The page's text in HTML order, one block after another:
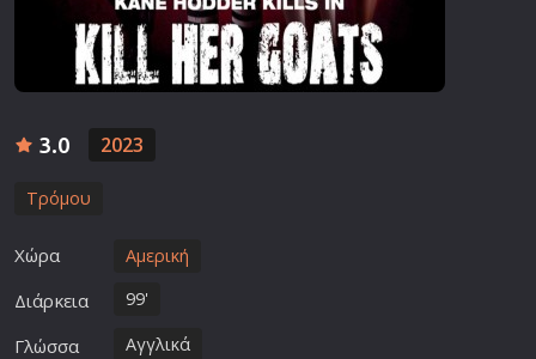
3.0 2023
Τρόμου
Χώρα Αμερική
Διάρκεια 99'
Γλώσσα Αγγλικά